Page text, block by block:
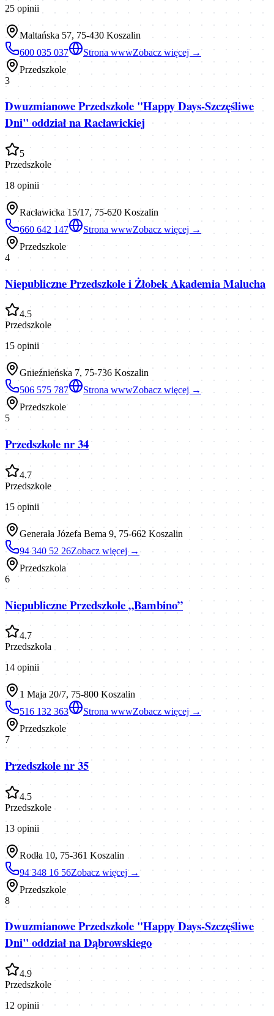
25 opinii
Maltańska 57, 75-430 Koszalin
600 035 037
Strona wwwZobacz więcej →
Przedszkole
3
Dwuzmianowe Przedszkole "Happy Days-Szczęśliwe
Dni" oddział na Racławickiej
5
Przedszkole
18 opinii
Racławicka 15/17, 75-620 Koszalin
660 642 147
Strona wwwZobacz więcej →
Przedszkole
4
Niepubliczne Przedszkole i Żłobek Akademia Malucha
4.5
Przedszkole
15 opinii
Gnieźnieńska 7, 75-736 Koszalin
506 575 787
Strona wwwZobacz więcej →
Przedszkole
5
Przedszkole nr 34
4.7
Przedszkole
15 opinii
Generała Józefa Bema 9, 75-662 Koszalin
94 340 52 26Zobacz więcej →
Przedszkola
6
Niepubliczne Przedszkole „Bambino”
4.7
Przedszkola
14 opinii
1 Maja 20/7, 75-800 Koszalin
516 132 363
Strona wwwZobacz więcej →
Przedszkole
7
Przedszkole nr 35
4.5
Przedszkole
13 opinii
Rodła 10, 75-361 Koszalin
94 348 16 56Zobacz więcej →
Przedszkole
8
Dwuzmianowe Przedszkole "Happy Days-Szczęśliwe
Dni" oddział na Dąbrowskiego
4.9
Przedszkole
12 opinii